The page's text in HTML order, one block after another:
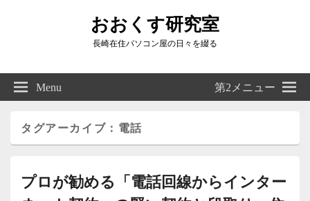
おおくす研究室
長崎在住パソコン屋の日々を綴る
Right
Sidebar
Widget
Menu 第2メニュー
タグアーカイブ： 電話
プロが勧める「電話回線からインター